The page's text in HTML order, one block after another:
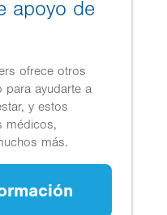
apoyo de
ofrece otros
para ayudarte a
y estos
médicos,
más.